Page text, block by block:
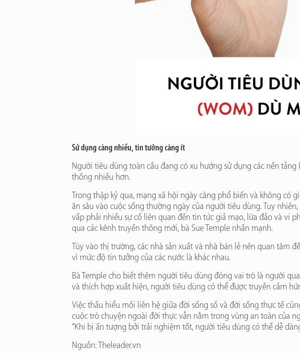
Sử dụng càng nhiều, tin tưởng càng ít
Người tiêu dùng toàn cầu đang có xu hướng sử dụng các nền
thống nhiều hơn.
Trong thập kỷ qua, mạng xã hội ngày càng phổ biến và không có
ăn sâu vào cuộc sống thường ngày của người tiêu dùng. Tuy
vấp phải nhiều sự cố liên quan đến tin tức giả mạo, lừa đảo và vi
qua các kênh truyền thông mới, bà Sue Temple nhấn mạnh.
Tùy vào thị trường, các nhà sản xuất và nhà bán lẻ nên quan tâm
vì mức độ tin tưởng của các nước là khác nhau.
Bà Temple cho biết thêm người tiêu dùng đóng vai trò là người
và thích hợp xuất hiện, người tiêu dùng có thể được truyền cảm
Việc thấu hiểu mối liên hệ giữa đời sống số và đời sống thực tế
cuộc trò chuyện ngoài đời thực vẫn nằm trong vùng an toàn của
“Khi bị ấn tượng bởi trải nghiệm tốt, người tiêu dùng có thể dễ
Nguồn: Theleader.vn